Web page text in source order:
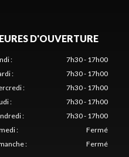
D'OUVERTURE
:
7h30 - 17h00
:
7h30 - 17h00
:
7h30 - 17h00
:
7h30 - 17h00
:
7h30 - 17h00
:
Fermé
: Fermé